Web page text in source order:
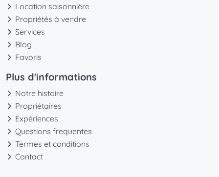
Location saisonnière
Propriétés à vendre
Services
Blog
Favoris
Plus d'informations
Notre histoire
Propriétaires
Expériences
Questions frequentes
Termes et conditions
Contact